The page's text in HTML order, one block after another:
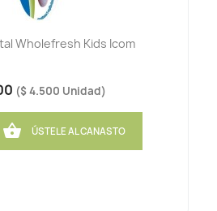
Wholefresh Kids Icom
($ 4.500 Unidad)
 ÚSTELE AL CANASTO